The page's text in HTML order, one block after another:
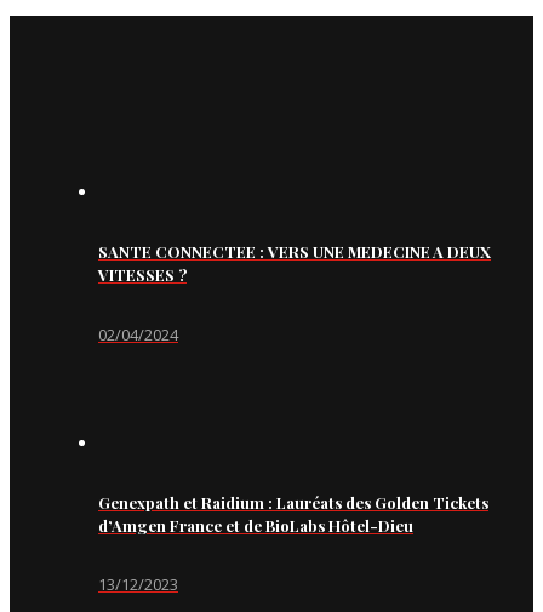
SANTE CONNECTEE : VERS UNE MEDECINE A DEUX
VITESSES ?
02/04/2024
Genexpath et Raidium : Lauréats des Golden Tickets
d’Amgen France et de BioLabs Hôtel-Dieu
13/12/2023